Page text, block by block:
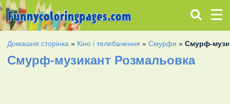
Домашня сторінка » Кіно і телебачення »Смурфи »Смурф-
Смурф-музикант Розмальовка